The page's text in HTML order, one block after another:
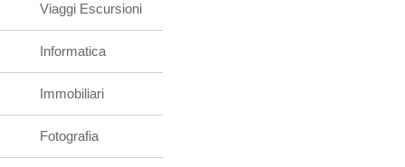
Viaggi Escursioni
Informatica
Immobiliari
Fotografia